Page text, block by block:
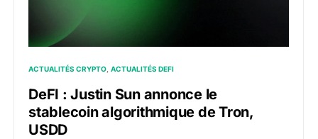
ACTUALITÉS CRYPTO ACTUALITÉS DEFI
DeFI : Justin Sun annonce le
stablecoin algorithmique de Tron,
USDD